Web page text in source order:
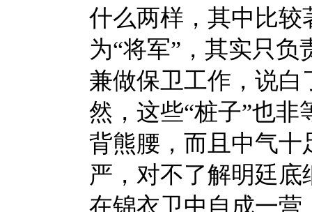
什么两样，其中比较
为“将军”，其实只
兼做保卫工作，说
然，这些“桩子”也
背熊腰，而且中气
严，对不了解明廷
在锦衣卫中自成一营